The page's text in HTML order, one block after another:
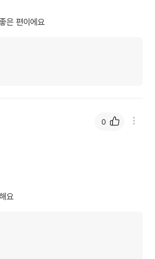
보는 브랜드사 사정에 의해 일부 변경될 수 있습니다.
미엄 골드 런치 치킨&참치 80g
페이지 참조
은 편이에요
요
0